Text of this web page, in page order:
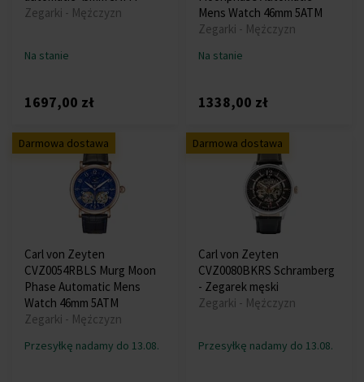
Zegarki - Mężczyzn
Na stanie
1697,00 zł
Mens Watch 46mm 5ATM
Zegarki - Mężczyzn
Na stanie
1338,00 zł
Darmowa dostawa
Carl von Zeyten
CVZ0054RBLS Murg Moon
Phase Automatic Mens
Watch 46mm 5ATM
Zegarki - Mężczyzn
Przesyłkę nadamy do 13.08.
Darmowa dostawa
Carl von Zeyten
CVZ0080BKRS Schramberg
- Zegarek męski
Zegarki - Mężczyzn
Przesyłkę nadamy do 13.08.